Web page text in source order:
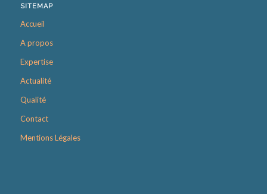
SITEMAP
Accueil
A propos
Expertise
Actualité
Qualité
Contact
Mentions Légales